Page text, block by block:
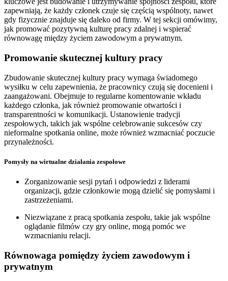
zapewniają, że każdy członek czuje się częścią wspólnoty, nawet
gdy fizycznie znajduje się daleko od firmy. W tej sekcji omówimy,
jak promować pozytywną kulturę pracy zdalnej i wspierać
równowagę między życiem zawodowym a prywatnym.
Promowanie skutecznej kultury pracy
Zbudowanie skutecznej kultury pracy wymaga świadomego
wysiłku w celu zapewnienia, że pracownicy czują się docenieni i
zaangażowani. Obejmuje to regularne komentowanie wkładu
każdego członka, jak również promowanie otwartości i
transparentności w komunikacji. Ustanowienie tradycji
zespołowych, takich jak wspólne celebrowanie sukcesów czy
nieformalne spotkania online, może również wzmacniać poczucie
przynależności.
Pomysły na wirtualne działania zespołowe
Zorganizowanie sesji pytań i odpowiedzi z liderami
organizacji, gdzie członkowie mogą dzielić się pomysłami i
zastrzeżeniami.
Niezwiązane z pracą spotkania zespołu, takie jak wspólne
oglądanie filmów czy gry online, mogą pomóc we
wzmacnianiu relacji.
Równowaga pomiędzy życiem zawodowym i
prywatnym